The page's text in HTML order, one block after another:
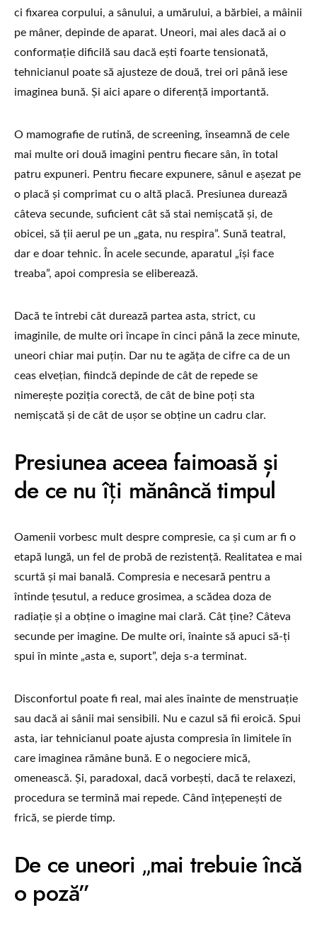
ci fixarea corpului, a sânului, a umărului, a bărbiei, a mâinii
pe mâner, depinde de aparat. Uneori, mai ales dacă ai o
conformație dificilă sau dacă ești foarte tensionată,
tehnicianul poate să ajusteze de două, trei ori până iese
imaginea bună. Și aici apare o diferență importantă.
O mamografie de rutină, de screening, înseamnă de cele
mai multe ori două imagini pentru fiecare sân, în total
patru expuneri. Pentru fiecare expunere, sânul e așezat pe
o placă și comprimat cu o altă placă. Presiunea durează
câteva secunde, suficient cât să stai nemișcată și, de
obicei, să ții aerul pe un „gata, nu respira”. Sună teatral,
dar e doar tehnic. În acele secunde, aparatul „își face
treaba”, apoi compresia se eliberează.
Dacă te întrebi cât durează partea asta, strict, cu
imaginile, de multe ori încape în cinci până la zece minute,
uneori chiar mai puțin. Dar nu te agăța de cifre ca de un
ceas elvețian, fiindcă depinde de cât de repede se
nimerește poziția corectă, de cât de bine poți sta
nemișcată și de cât de ușor se obține un cadru clar.
Presiunea aceea faimoasă și
de ce nu îți mănâncă timpul
Oamenii vorbesc mult despre compresie, ca și cum ar fi o
etapă lungă, un fel de probă de rezistență. Realitatea e mai
scurtă și mai banală. Compresia e necesară pentru a
întinde țesutul, a reduce grosimea, a scădea doza de
radiație și a obține o imagine mai clară. Cât ține? Câteva
secunde per imagine. De multe ori, înainte să apuci să-ți
spui în minte „asta e, suport”, deja s-a terminat.
Disconfortul poate fi real, mai ales înainte de menstruație
sau dacă ai sânii mai sensibili. Nu e cazul să fii eroică. Spui
asta, iar tehnicianul poate ajusta compresia în limitele în
care imaginea rămâne bună. E o negociere mică,
omenească. Și, paradoxal, dacă vorbești, dacă te relaxezi,
procedura se termină mai repede. Când înțepenești de
frică, se pierde timp.
De ce uneori „mai trebuie încă
o poză”